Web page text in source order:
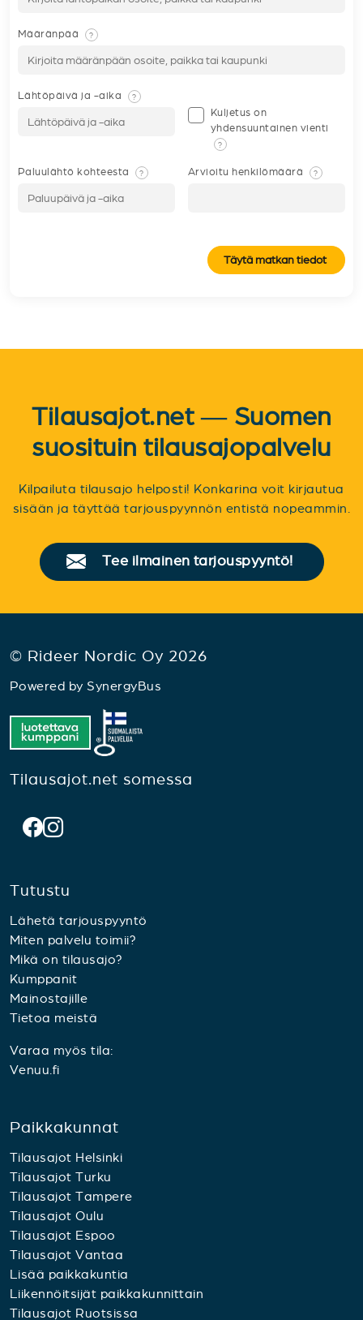
Määränpää ?
Lähtöpäivä ja -aika ?
Kuljetus on
yhdensuuntainen vienti
?
Paluulähtö kohteesta ? Arvioitu henkilömäärä ?
Täytä matkan tiedot
Tilausajot.net — Suomen
suosituin tilausajopalvelu
Kilpailuta tilausajo helposti! Konkarina voit kirjautua
sisään ja täyttää tarjouspyynnön entistä nopeammin.
Tee ilmainen tarjouspyyntö!
© Rideer Nordic Oy 2026
Powered by SynergyBus
Tilausajot.net somessa
Tutustu
Lähetä tarjouspyyntö
Miten palvelu toimii?
Mikä on tilausajo?
Kumppanit
Mainostajille
Tietoa meistä
Varaa myös tila:
Venuu.fi
Paikkakunnat
Tilausajot Helsinki
Tilausajot Turku
Tilausajot Tampere
Tilausajot Oulu
Tilausajot Espoo
Tilausajot Vantaa
Lisää paikkakuntia
Liikennöitsijät paikkakunnittain
Tilausajot Ruotsissa